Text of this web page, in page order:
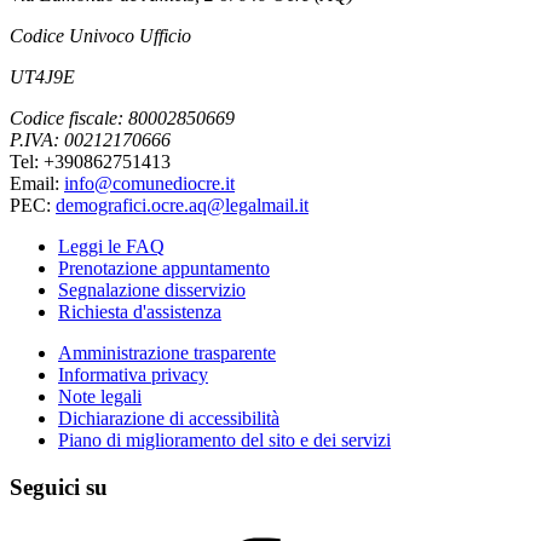
Codice Univoco Ufficio
UT4J9E
Codice fiscale: 80002850669
P.IVA: 00212170666
Tel: +390862751413
Email: info@comunediocre.it
PEC: demografici.ocre.aq@legalmail.it
Leggi le FAQ
Prenotazione appuntamento
Segnalazione disservizio
Richiesta d'assistenza
Amministrazione trasparente
Informativa privacy
Note legali
Dichiarazione di accessibilità
Piano di miglioramento del sito e dei servizi
Seguici su